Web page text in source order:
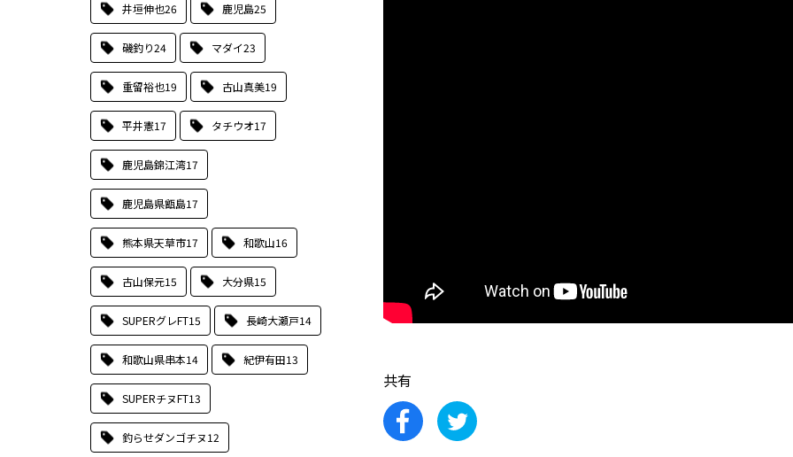
井垣伸也26 鹿児島25
磯釣り24 マダイ23
重留裕也19 古山真美19
平井憲17 タチウオ17
鹿児島錦江湾17
鹿児島県甑島17
熊本県天草市17 和歌山16
古山保元15 大分県15
SUPERグレFT15 長崎大瀬戸14
和歌山県串本14 紀伊有田13
SUPERチヌFT13
釣らせダンゴチヌ12
共有